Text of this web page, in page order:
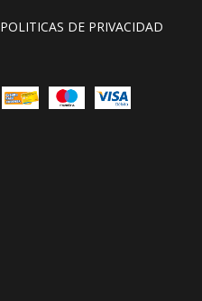
POLITICAS DE PRIVACIDAD